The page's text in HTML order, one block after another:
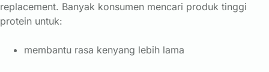
replacement. Banyak konsumen mencari produk tinggi
protein untuk:
membantu rasa kenyang lebih lama